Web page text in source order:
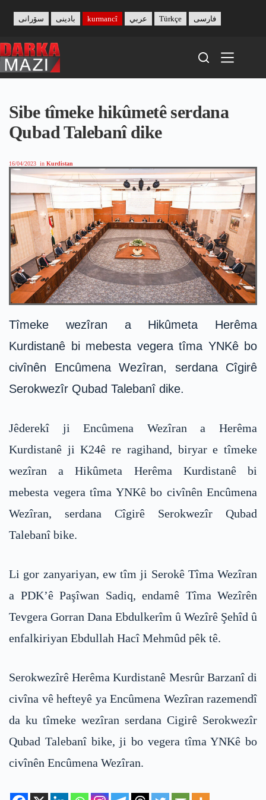
content
بادینی سۆرانی kurmancî عربي Türkçe فارسی
Sibe tîmeke hikûmetê serdana
Qubad Talebanî dike
16/04/2023 in Kurdistan
Tîmeke wezîran a Hikûmeta Herêma
Kurdistanê bi mebesta vegera tîma YNKê bo
civînên Encûmena Wezîran, serdana Cîgirê
Serokwezîr Qubad Talebanî dike.
Jêderekî ji Encûmena Wezîran a Herêma
Kurdistanê ji K24ê re ragihand, biryar e tîmeke
wezîran a Hikûmeta Herêma Kurdistanê bi
mebesta vegera tîma YNKê bo civînên Encûmena
Wezîran, serdana Cîgirê Serokwezîr Qubad
Talebanî bike.
Li gor zanyariyan, ew tîm ji Serokê Tîma Wezîran
a PDK’ê Paşîwan Sadiq, endamê Tîma Wezîrên
Tevgera Gorran Dana Ebdulkerîm û Wezîrê Şehîd û
enfalkiriyan Ebdullah Hacî Mehmûd pêk tê.
Serokwezîrê Herêma Kurdistanê Mesrûr Barzanî di
civîna vê hefteyê ya Encûmena Wezîran razemendî
da ku tîmeke wezîran serdana Cigirê Serokwezîr
Qubad Talebanî bike, ji bo vegera tîma YNKê bo
civînên Encûmena Wezîran.